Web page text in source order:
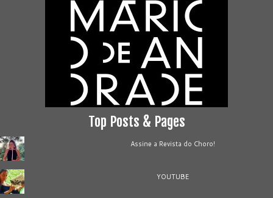
Top Posts & Pages
Assine a Revista do Choro!
YOUTUBE